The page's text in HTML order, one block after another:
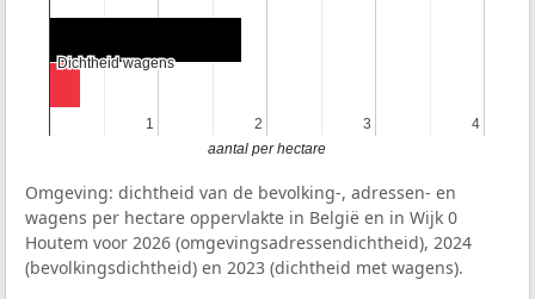
1
1 2
2 3
3 4
4
Dichtheid wagens
Dichtheid wagens
aantal per hectare
Omgeving: dichtheid van de bevolking-, adressen- en
wagens per hectare oppervlakte in België en in Wijk 0
Houtem voor 2026 (omgevingsadressendichtheid), 2024
(bevolkingsdichtheid) en 2023 (dichtheid met wagens).